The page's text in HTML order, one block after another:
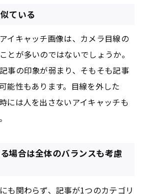
ている
イキャッチ画像は、カメラ目線の
とが多いのではないでしょうか。
事の印象が弱まり、そもそも記事
能性もあります。目線を外した
には人を出さないアイキャッチも
場合は全体のバランスも考慮
も関わらず、記事が1つのカテゴリ